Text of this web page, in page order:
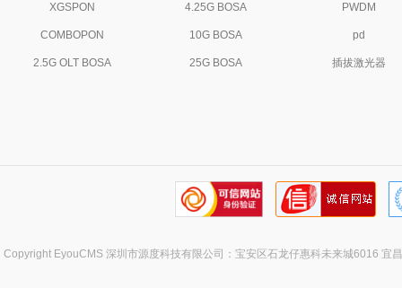
XGSPON
COMBOPON
2.5G OLT BOSA
4.25G BOSA
10G BOSA
25G BOSA
PWDM
pd
插拔激光器
Copyright EyouCMS 深圳市源度科技有限公司：宝安区石龙仔惠科未来城6016 宜